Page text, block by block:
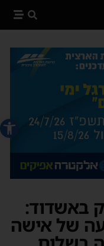
פתח
באשדוד:
של אישה